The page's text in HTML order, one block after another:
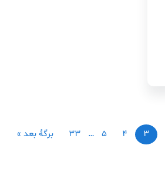
3
4
5
…
33 برگهٔ بعد »